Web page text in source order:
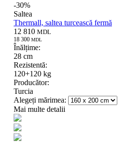
-30%
Saltea
Thermall, saltea turcească fermă
12 810 MDL
18 300 MDL
Înălțime:
28 cm
Rezistentă:
120+120 kg
Producător:
Turcia
Alegeți mărimea:
Mai multe detalii